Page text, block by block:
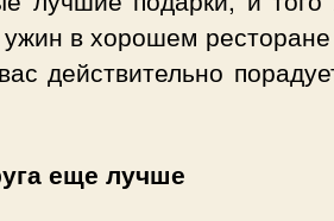
в хорошем
действительно
еще лучше